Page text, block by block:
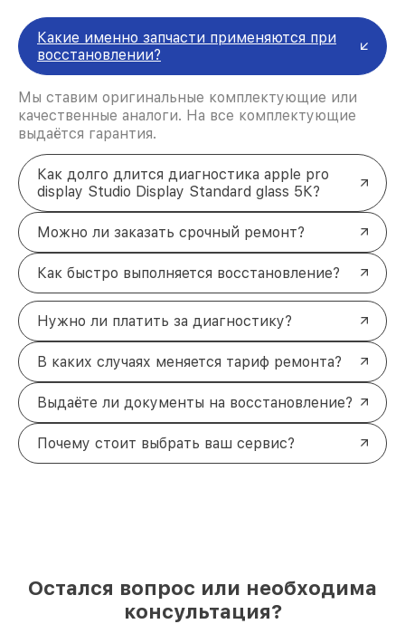
Какие именно запчасти применяются при
восстановлении?
Мы ставим оригинальные комплектующие или
качественные аналоги. На все комплектующие
выдаётся гарантия.
Как долго длится диагностика apple pro
display Studio Display Standard glass 5К?
Можно ли заказать срочный ремонт?
Как быстро выполняется восстановление?
Нужно ли платить за диагностику?
В каких случаях меняется тариф ремонта?
Выдаёте ли документы на восстановление?
Почему стоит выбрать ваш сервис?
Остался вопрос или необходима
консультация?